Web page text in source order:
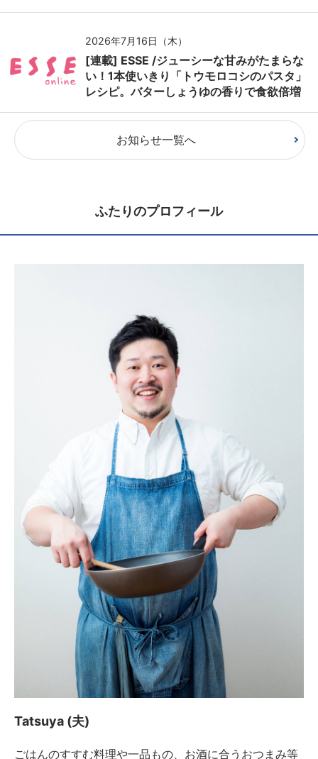
2026年7月16日（木）
[連載] ESSE /ジューシーな甘みがたまらな
い！1本使いきり「トウモロコシのパスタ」
レシピ。バターしょうゆの香りで食欲倍増
お知らせ一覧へ
ふたりのプロフィール
Tatsuya (夫)
ごはんのすすむ料理や一品もの、お酒に合うおつまみ等